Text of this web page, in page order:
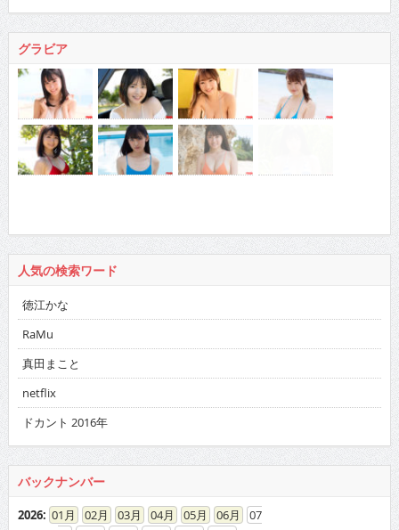
グラビア
人気の検索ワード
徳江かな
RaMu
真田まこと
netflix
ドカント 2016年
バックナンバー
2026: 01 02 03 04 05 06
07